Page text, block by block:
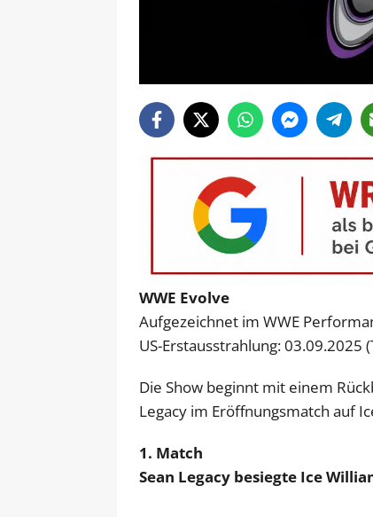
WWE Evolve
Aufgezeichnet im WWE
US-Erstausstrahlung: 03.09.2025
Die Show beginnt mit einem
Legacy im Eröffnungsmatch auf
1. Match
Sean Legacy besiegte Ice